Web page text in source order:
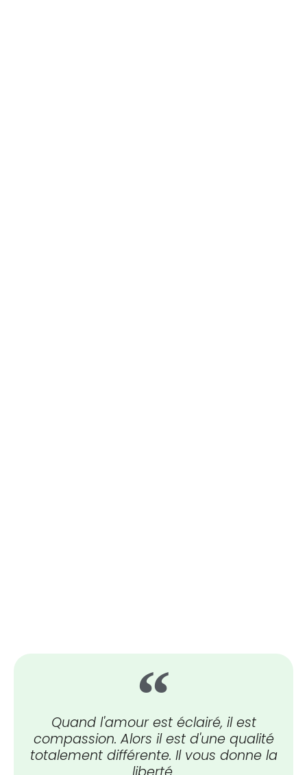
Quand l'amour est éclairé, il est
compassion. Alors il est d'une qualité
totalement différente. Il vous donne la